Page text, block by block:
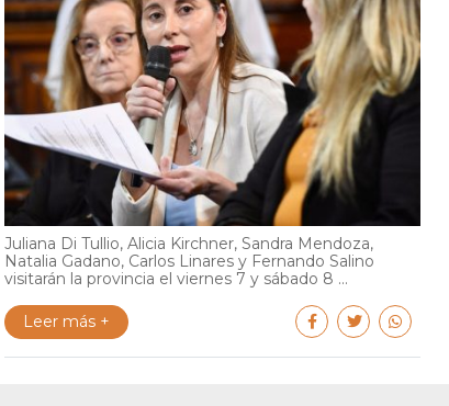
Juliana Di Tullio, Alicia Kirchner, Sandra Mendoza,
Natalia Gadano, Carlos Linares y Fernando Salino
visitarán la provincia el viernes 7 y sábado 8 ...
Leer más +